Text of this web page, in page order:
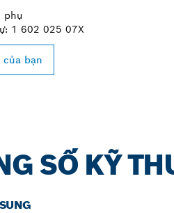
phụ
1 602 025 07X
của bạn
SỐ KỸ